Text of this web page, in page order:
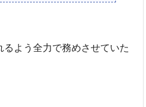
よう全力で務めさせていた